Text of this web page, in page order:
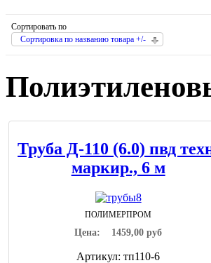
Сортировать по
Сортировка по названию товара +/-
Труба Д-110 (6.0) пвд
маркир., 6 м
ПОЛИМЕРПРОМ
Цена: 1459,00 руб
Артикул: тп110-6